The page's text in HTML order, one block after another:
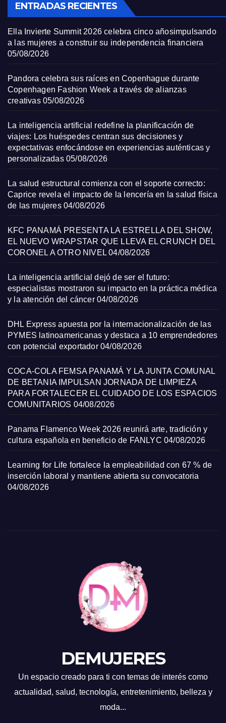
ENTRADAS RECIENTES
Ella Invierte Summit 2026 celebra cinco añosimpulsando
a las mujeres a construir su independencia financiera
05/08/2026
Pandora celebra sus raíces en Copenhague durante
Copenhagen Fashion Week a través de alianzas
creativas 05/08/2026
La inteligencia artificial redefine la planificación de
viajes: Los huéspedes centran sus decisiones y
expectativas enfocándose en experiencias auténticas y
personalizadas 05/08/2026
La salud estructural comienza con el soporte correcto:
Caprice revela el impacto de la lencería en la salud física
de las mujeres 04/08/2026
KFC PANAMÁ PRESENTA LA ESTRELLA DEL SHOW,
EL NUEVO WRAPSTAR QUE LLEVA EL CRUNCH DEL
CORONEL A OTRO NIVEL 04/08/2026
La inteligencia artificial dejó de ser el futuro:
especialistas mostraron su impacto en la práctica médica
y la atención del cáncer 04/08/2026
DHL Express apuesta por la internacionalización de las
PYMES latinoamericanas y destaca a 10 emprendedores
con potencial exportador 04/08/2026
COCA-COLA FEMSA PANAMÁ Y LA JUNTA COMUNAL
DE BETANIA IMPULSAN JORNADA DE LIMPIEZA
PARA FORTALECER EL CUIDADO DE LOS ESPACIOS
COMUNITARIOS 04/08/2026
Panama Flamenco Week 2026 reunirá arte, tradición y
cultura española en beneficio de FANLYC 04/08/2026
Learning for Life fortalece la empleabilidad con 67 % de
inserción laboral y mantiene abierta su convocatoria
04/08/2026
DEMUJERES
Un espacio creado para ti con temas de interés como
actualidad, salud, tecnología, entretenimiento, belleza y
moda...